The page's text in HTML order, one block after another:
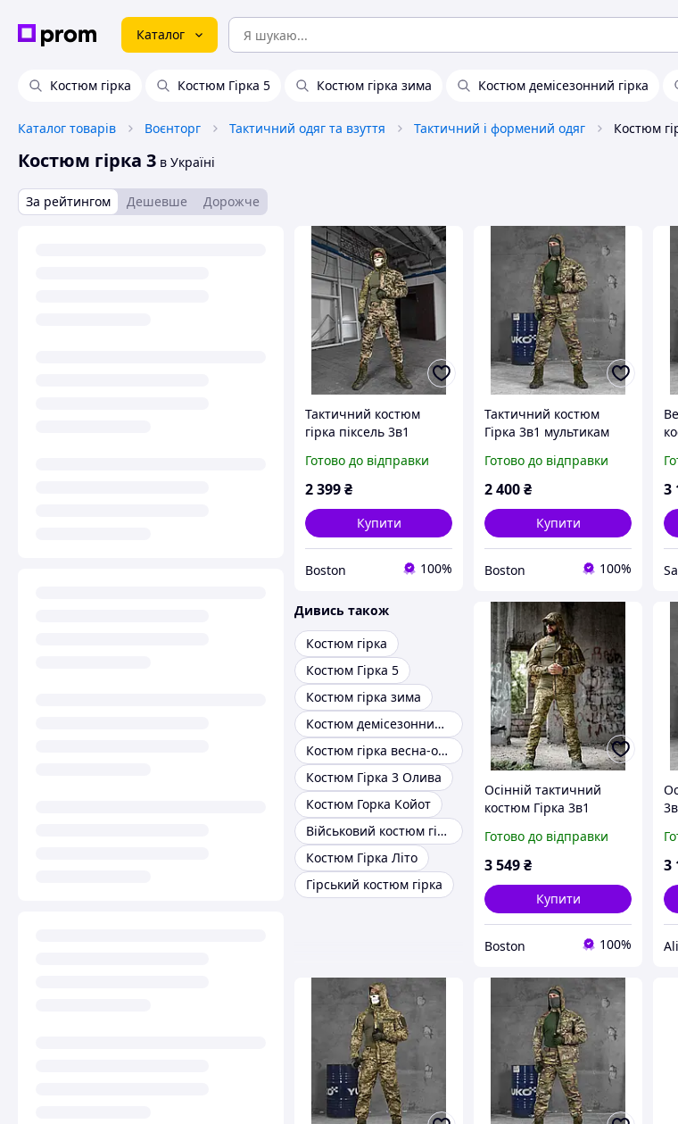
Каталог
Костюм гірка Костюм Гірка 5 Костюм гірка зима Костюм демісезонний гірка
Каталог товарів Воєнторг Тактичний одяг та взуття Тактичний і формений одяг Костюм
Костюм гірка 3 в Україні
За рейтингом Дешевше Дорожче
Тактичний костюм
гірка піксель 3в1
чоловіча військова
польова форма
fur try oll
Готово до відправки
2 399₴
Купити
Boston 100%
Тактичний костюм
Гірка 3в1 мультикам
військова форма
мультикам, армійський
Готово до відправки
2 400₴
Купити
Boston 100%
3
Дивись також
Костюм гірка
Костюм Гірка 5
Костюм гірка зима
Костюм демісезонний гірка
Костюм гірка весна-осінь
Костюм Гірка 3 Олива
Костюм Горка Койот
Військовий костюм гірка
Костюм Гірка Літо
Гірський костюм гірка
Осінній тактичний
костюм Гірка 3в1
військова форма
рипстоп піксель
бойовий костюм ЗСУ
Готово до відправки
3 549₴
Купити
Boston 100%
3